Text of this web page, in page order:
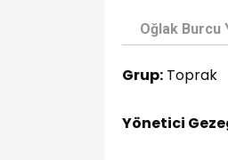
Oğlak Burcu
Grup: Toprak
Yönetici